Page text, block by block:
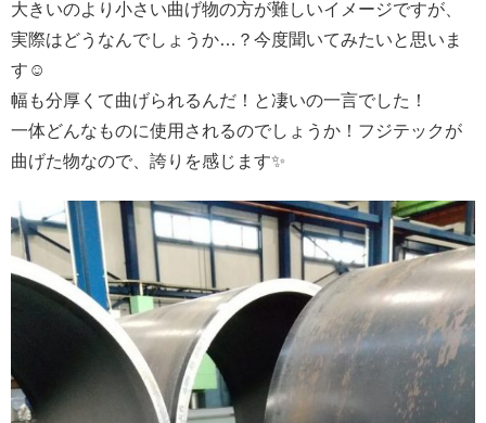
大きいのより小さい曲げ物の方が難しいイメージですが、
実際はどうなんでしょうか…？今度聞いてみたいと思いま
す☺
幅も分厚くて曲げられるんだ！と凄いの一言でした！
一体どんなものに使用されるのでしょうか！フジテックが
曲げた物なので、誇りを感じます✨